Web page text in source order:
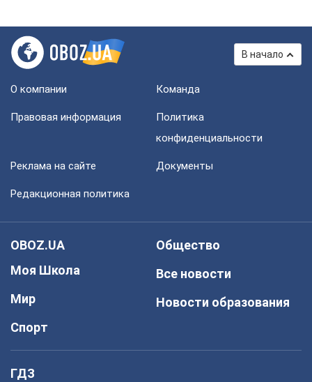
В начало
О компании Команда
Правовая информация
Политика
конфиденциальности
Реклама на сайте Документы
Редакционная политика
OBOZ.UA
Моя Школа
Мир
Спорт
Общество
Все новости
Новости образования
ГДЗ